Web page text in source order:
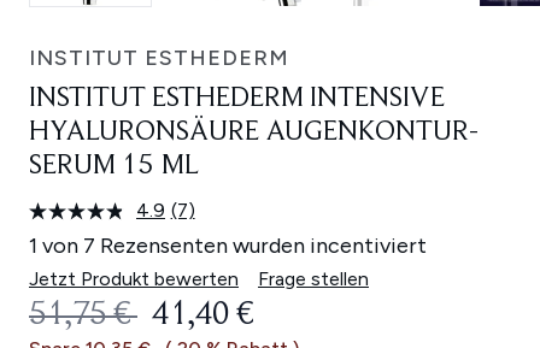
INSTITUT ESTHEDERM
INSTITUT ESTHEDERM INTENSIVE
HYALURONSÄURE AUGENKONTUR-
SERUM 15 ML
4.9 7
Bewertungen
lesen.
Link
auf
derselben
Seite.
(7)
1 von 7 Rezensenten wurden incentiviert
Jetzt Produkt bewerten Frage stellen
UNVERBINDLICHE
51,75 € AKTUELLER PREIS:
41,40 €